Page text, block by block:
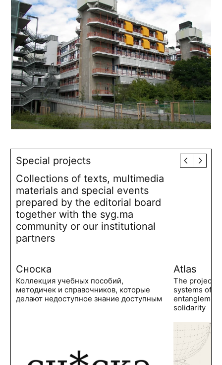
Special projects
Collections of texts, multimedia
materials and special events
prepared by the editorial board
together with the syg.ma
community or our institutional
partners
Сноска
Коллекция учебных пособий,
методичек и справочников, которые
делают недоступное знание доступным
Atlas
The project
systems of
solidarity